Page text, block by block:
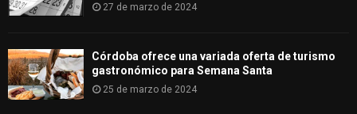
27 de marzo de 2024
Córdoba ofrece una variada oferta de turismo
gastronómico para Semana Santa
25 de marzo de 2024